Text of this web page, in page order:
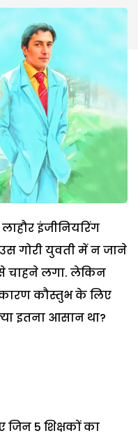
इंजीनियरिंग
गोरी युवती में न जाने
चाहने लगा. लेकिन
कारण कौस्तुभ के लिए
इतना आसान था?
5 शिक्षकों का